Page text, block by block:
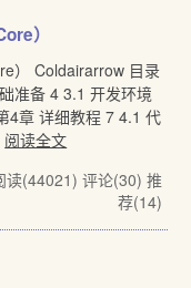
）
） Coldairarrow 目录
准备 4 3.1 开发环境
4章 详细教程 7 4.1 代
阅读全文
读(44021) 评论(30) 推
荐(14)